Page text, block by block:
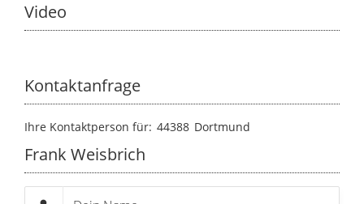
Video
Kontaktanfrage
Ihre Kontaktperson für: 44388 Dortmund
Frank Weisbrich